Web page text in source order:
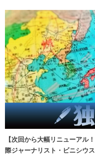
【次回から大幅リニューア
際ジャーナリスト・ビニシウ